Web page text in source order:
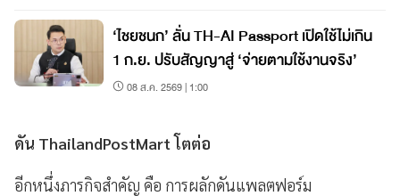
‘ไชยชนก’ ลั่น TH-AI Passport เปิดใช้ไม่เกิน
1 ก.ย. ปรับสัญญาสู่ ‘จ่ายตามใช้งานจริง’
08 ส.ค. 2569 | 1:00
ดัน ThailandPostMart โตต่อ
อีกหนึ่งภารกิจสำคัญ คือ การผลักดันแพลตฟอร์ม